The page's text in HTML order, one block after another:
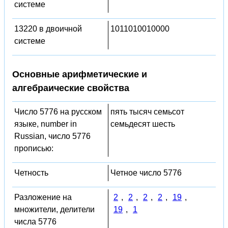
системе
13220 в двоичной
системе
1011010010000
Основные арифметические и
алгебраические свойства
Число 5776 на русском
языке, number in
Russian, число 5776
прописью:
пять тысяч семьсот
семьдесят шесть
Четность Четное число 5776
Разложение на
множители, делители
числа 5776
2 , 2 , 2 , 2 , 19 ,
19 , 1